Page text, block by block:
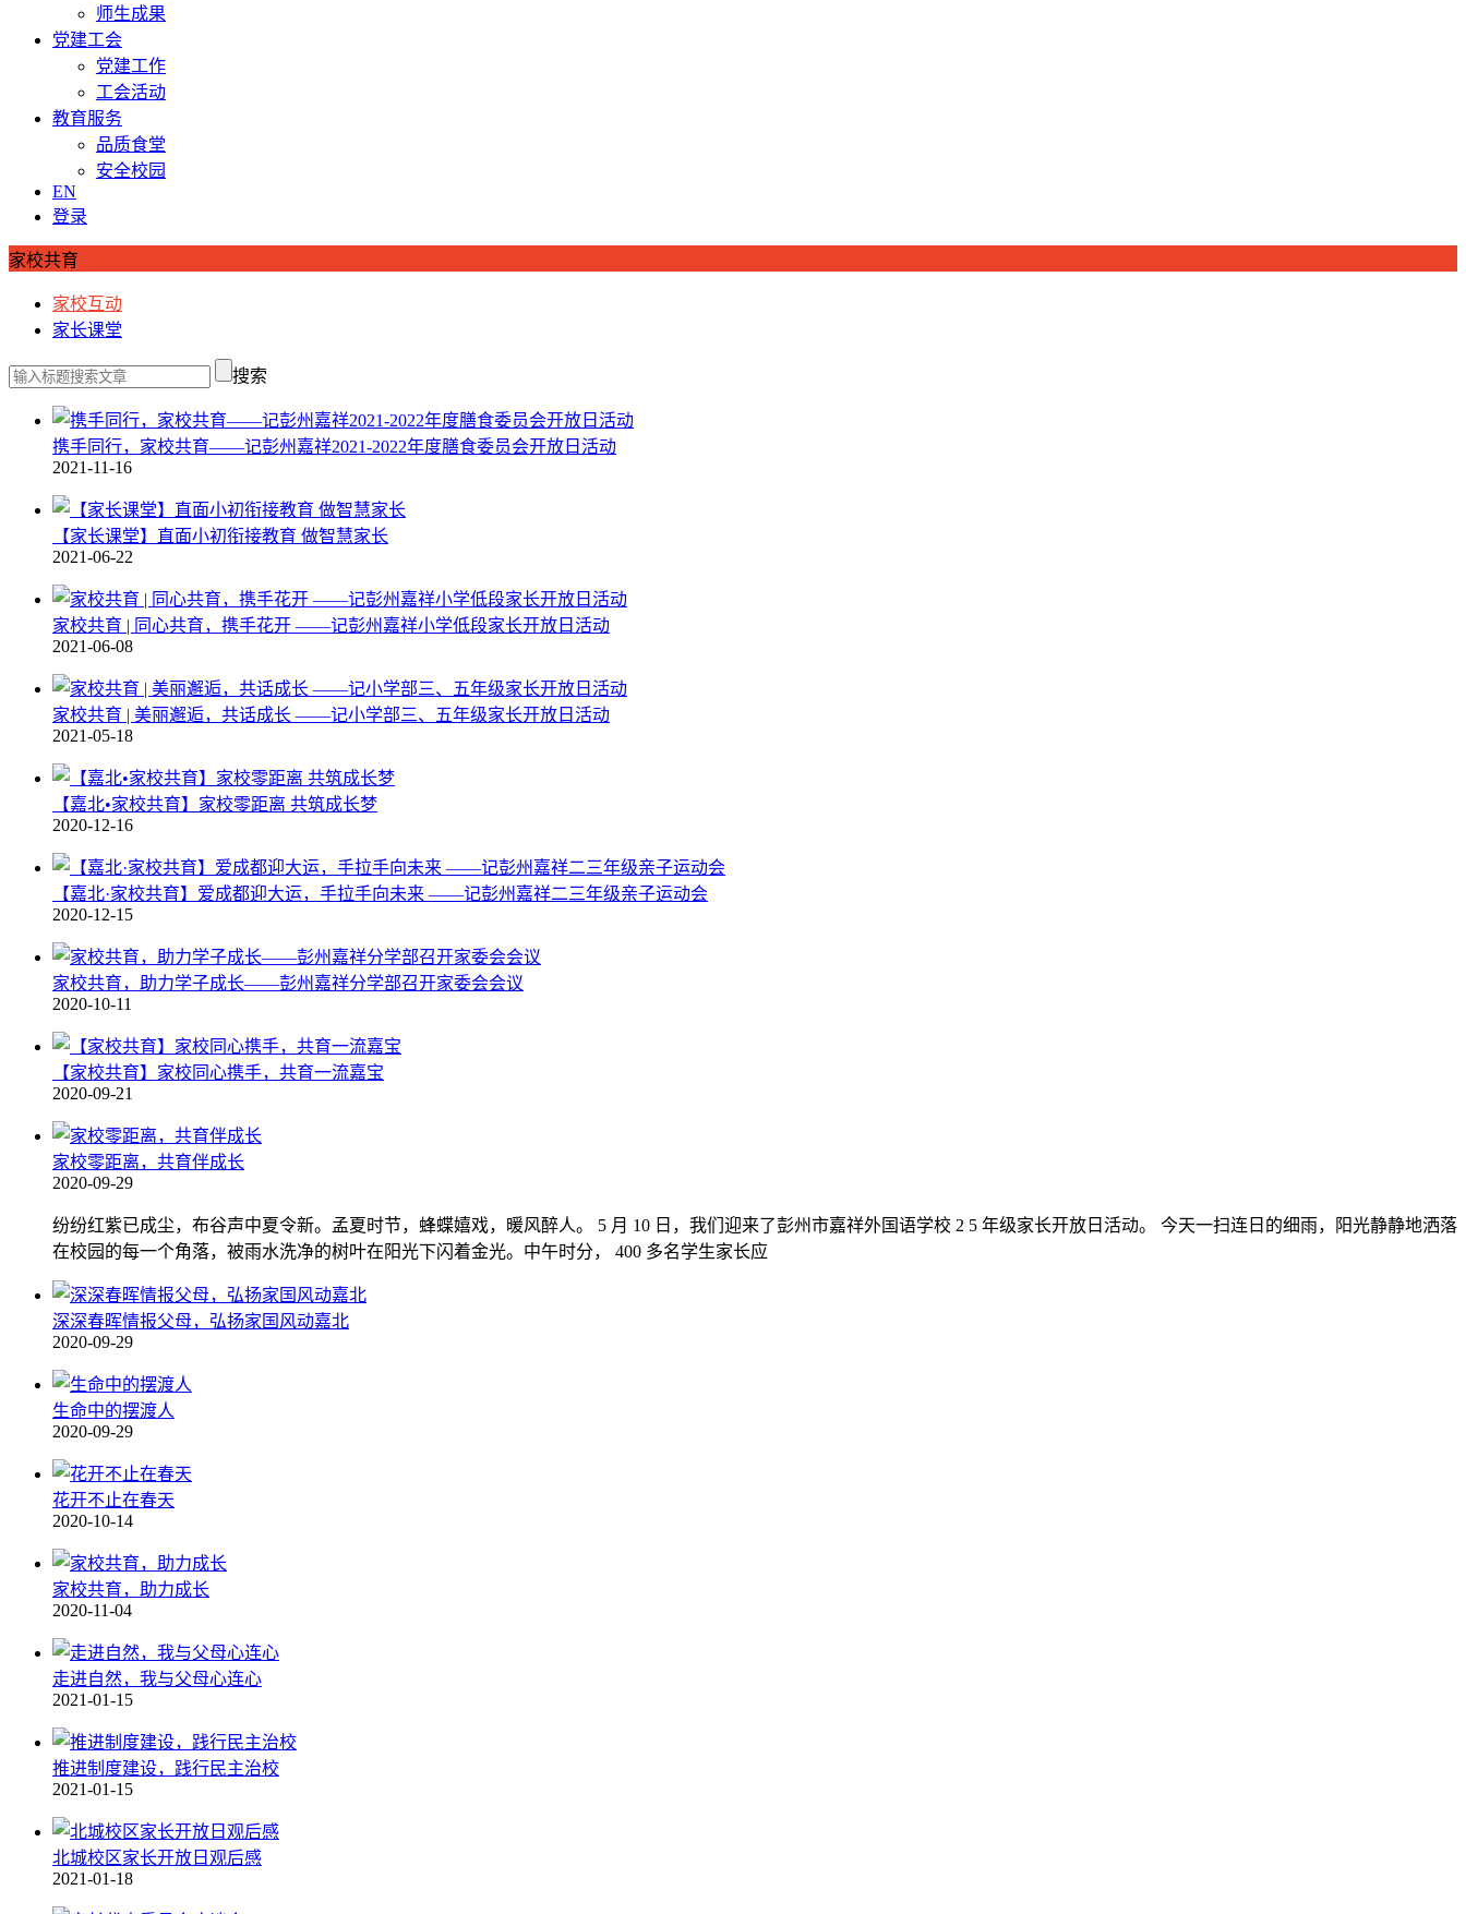
师生成果
党建工会
党建工作
工会活动
教育服务
品质食堂
安全校园
EN
登录
家校共育
家校互动
家长课堂
搜索
携手同行，家校共育——记彭州嘉祥2021-2022年度膳食委员会开放日活动
2021-11-16
【家长课堂】直面小初衔接教育 做智慧家长
2021-06-22
家校共育 | 同心共育，携手花开 ——记彭州嘉祥小学低段家长开放日活动
2021-06-08
家校共育 | 美丽邂逅，共话成长 ——记小学部三、五年级家长开放日活动
2021-05-18
【嘉北•家校共育】家校零距离 共筑成长梦
2020-12-16
【嘉北·家校共育】爱成都迎大运，手拉手向未来 ——记彭州嘉祥二三年级亲子运动会
2020-12-15
家校共育，助力学子成长——彭州嘉祥分学部召开家委会会议
2020-10-11
【家校共育】家校同心携手，共育一流嘉宝
2020-09-21
家校零距离，共育伴成长
2020-09-29
纷纷红紫已成尘，布谷声中夏令新。孟夏时节，蜂蝶嬉戏，暖风醉人。 5 月 10 日，我们迎来了彭州市嘉祥外国语学校 2 5 年级家长开放日活动。 今天一扫连日的细雨，阳光静静地洒落
在校园的每一个角落，被雨水洗净的树叶在阳光下闪着金光。中午时分， 400 多名学生家长应
深深春晖情报父母，弘扬家国风动嘉北
2020-09-29
生命中的摆渡人
2020-09-29
花开不止在春天
2020-10-14
家校共育，助力成长
2020-11-04
走进自然，我与父母心连心
2021-01-15
推进制度建设，践行民主治校
2021-01-15
北城校区家长开放日观后感
2021-01-18